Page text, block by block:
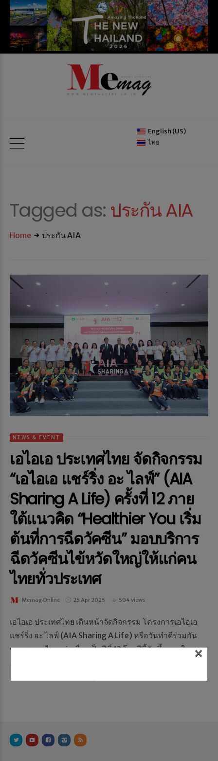
English (US)
ไทย
Tagged as: ประกัน AIA
Home ประกัน AIA
NEWS & EVENT
เอไอเอ ประเทศไทย จัดกิจกรรม
“เอไอเอ แชร์ริ่ง อะ ไลฟ์” (AIA
Sharing A Life) ครั้งที่ 12 ภาย
ใต้แนวคิด “Healthier You เริ่ม
ต้นที่การฉีดวัคซีน” มอบบริการ
ฉีดวัคซีนไข้หวัดใหญ่ให้แก่คน
ไทยทั่วประเทศ
Memag Online 25 Apr 2025 504 views
เอไอเอ ประเทศไทย เดินหน้าจัดกิจกรรม โครงการเอไอเอ
แชร์ริ่ง อะ ไลฟ์ (AIA Sharing A Life) หรือวันทำดีร่วมกัน
ของชาวเอไอเอ ต่อเนื่องเป็นปีที่ 12 โดยปีนี้จัดขึ้นภายใ...×